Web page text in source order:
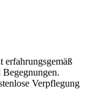
erfahrungsgemäß
Begegnungen.
Verpflegung